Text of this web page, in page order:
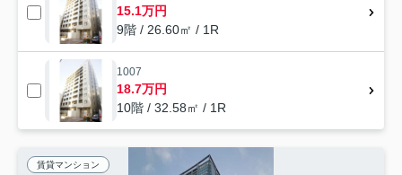
15.1万円
9階 / 26.60㎡ / 1R
1007
18.7万円
10階 / 32.58㎡ / 1R
賃貸マンション